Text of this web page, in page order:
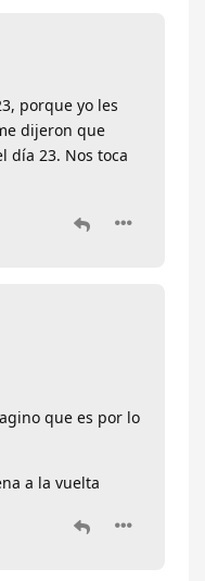
porque yo les
dijeron que
día 23. Nos toca
que es por lo
a la vuelta